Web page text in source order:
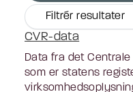
Filtrér resultater
CVR-data
Data fra det Centrale
som er statens